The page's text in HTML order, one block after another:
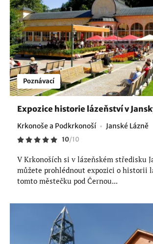
Poznávací
Expozice historie lázeňství v
Krkonoše a Podkrkonoší Janské Lázně
10/10
V Krkonoších si v lázeňském středisku
můžete prohlédnout expozici o historii
tomto městečku pod Černou...